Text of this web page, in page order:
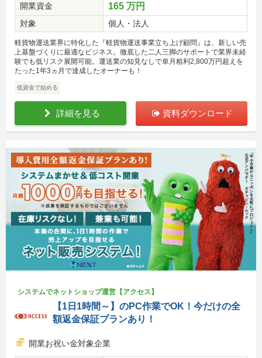
開業資金
165 万円
対象 個人・法人
軽貨物運送業界に特化した『軽貨物運送事業立ち上げ顧問』は、新しい売
上基盤づくりに最適なビジネス。徹底した二人三脚のサポートで業界未経
験でも低リスク展開可能。運送業の知見なしで単月粗利2,800万円超えを
たった1年3ヵ月で達成したオーナーも！
低資金で始める
詳細を見る 資料ダウンロード
システムでネットショップ運営【アクセス】
【1日1時間～】のPC作業でOK！今だけの全
額返金保証プランあり！
開業お祝い金対象企業